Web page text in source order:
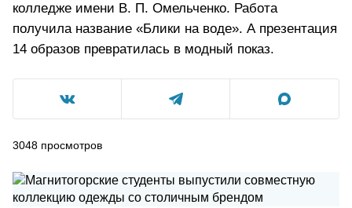
колледже имени В. П. Омельченко. Работа
получила название «Блики на воде». А презентация
14 образов превратилась в модный показ.
3048 просмотров